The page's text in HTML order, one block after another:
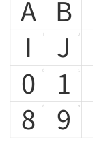
A B
J
J
0
0
1
1
8
8
9
9